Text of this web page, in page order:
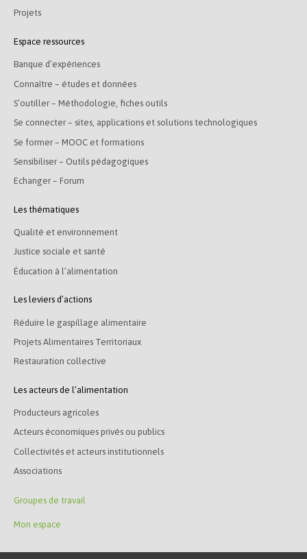
Projets
Espace ressources
Banque d’expériences
Connaître – études et données
S’outiller – Méthodologie, fiches outils
Se connecter – sites, applications et solutions technologiques
Se former – MOOC et formations
Sensibiliser – Outils pédagogiques
Echanger – Forum
Les thématiques
Qualité et environnement
Justice sociale et santé
Éducation à l’alimentation
Les leviers d’actions
Réduire le gaspillage alimentaire
Projets Alimentaires Territoriaux
Restauration collective
Les acteurs de l’alimentation
Producteurs agricoles
Acteurs économiques privés ou publics
Collectivités et acteurs institutionnels
Associations
Groupes de travail
Mon espace